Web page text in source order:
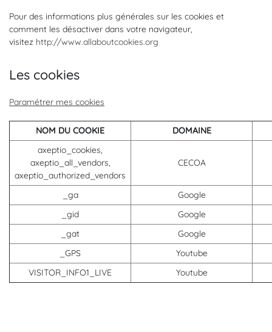
Pour des informations plus générales sur les cookies et
comment les désactiver dans votre navigateur,
visitez http://www.allaboutcookies.org
Les cookies
Paramétrer mes cookies
NOM DU COOKIE
DOMAINE
axeptio_cookies,
axeptio_all_vendors,
axeptio_authorized_vendors
CECOA
_ga
Google
_gid
Google
_gat
Google
_GPS
Youtube
VISITOR_INFO1_LIVE
Youtube